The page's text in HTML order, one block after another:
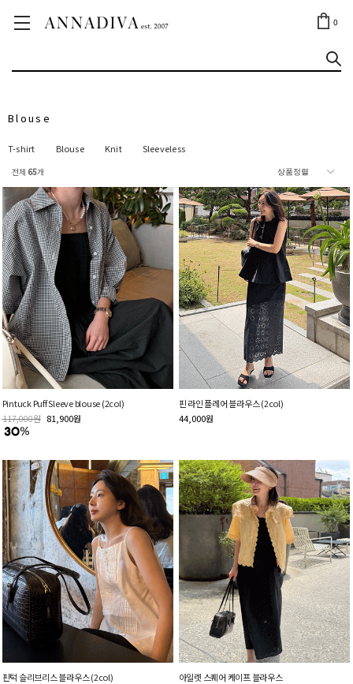
0
ANNA JEWELRY
Blouse
T-shirt Blouse Knit Sleeveless
전체 65개
Pintuck Puff Sleeve blouse (2col)
117,000원 81,900원
핀 라인 플레어 블라우스 (2col)
44,000원
핀턱 슬리브리스 블라우스 (2col)
아일렛 스퀘어 케이프 블라우스